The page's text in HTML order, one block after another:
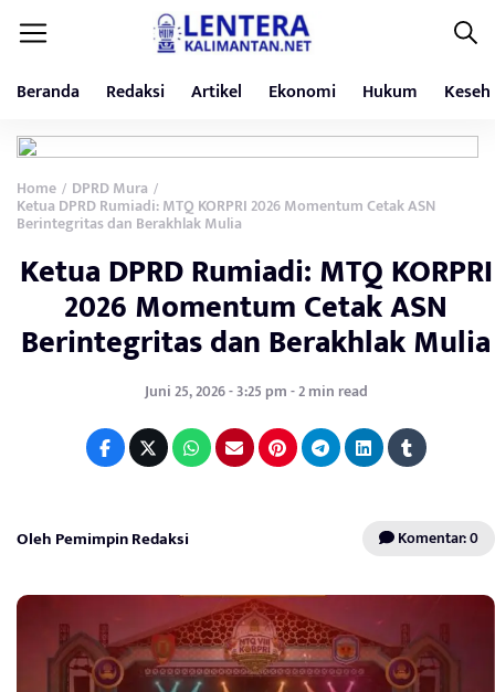
Beranda Redaksi Artikel Ekonomi Hukum
Home / DPRD Mura /
Ketua DPRD Rumiadi: MTQ KORPRI 2026 Momentum Cetak ASN
Berintegritas dan Berakhlak Mulia
Ketua DPRD Rumiadi: MTQ KORPRI
2026 Momentum Cetak ASN
Berintegritas dan Berakhlak Mulia
Juni 25, 2026 - 3:25 pm - 2 min read
Oleh Pemimpin Redaksi Komentar: 0